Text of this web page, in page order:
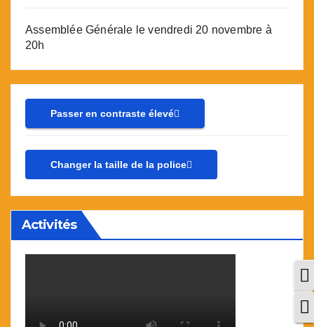
Assemblée Générale le vendredi 20 novembre à
20h
Passer en contraste élevé
Changer la taille de la police
Activités